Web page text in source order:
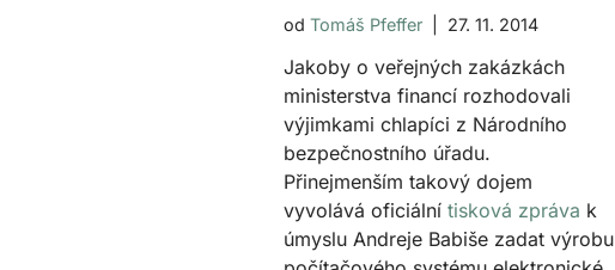
od Tomáš Pfeffer 27. 11. 2014
Jakoby o veřejných zakázkách
ministerstva financí rozhodovali
výjimkami chlapíci z Národního
bezpečnostního úřadu.
Přinejmenším takový dojem
vyvolává oficiální tisková zpráva k
úmyslu Andreje Babiše zadat výrobu